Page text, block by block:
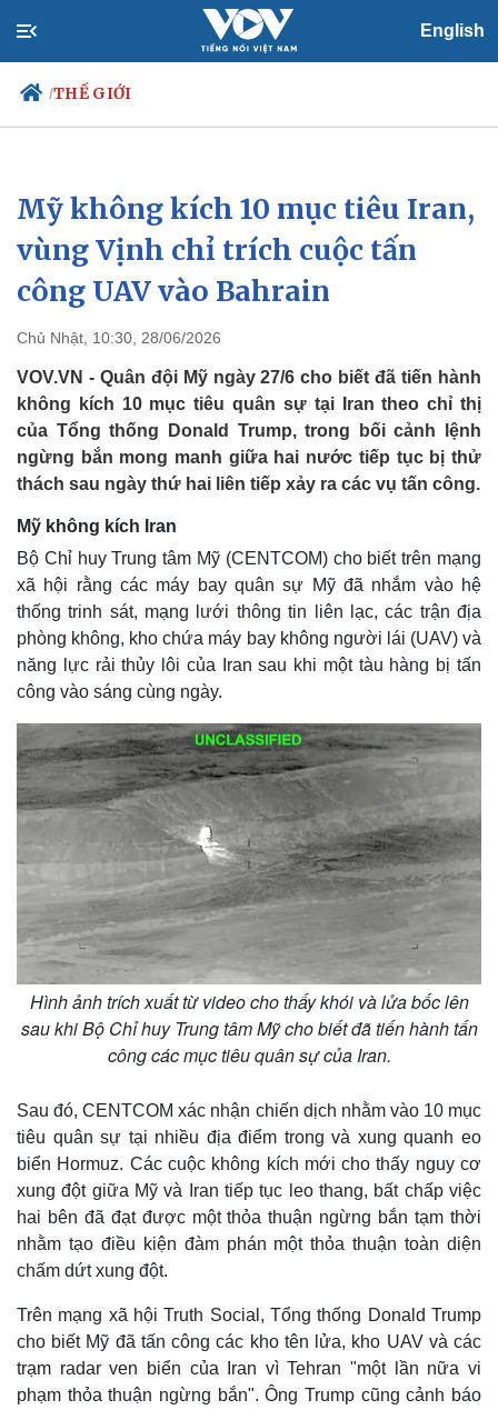
English
/THẾ GIỚI
Chính trị
Đảng
Tổ chức nhân sự
Quốc hội
Nhận diện sự thật
Xã hội
Tin 24h
Dự báo thời tiết
Giáo dục
Mỹ không kích 10 mục tiêu Iran,
vùng Vịnh chỉ trích cuộc tấn
công UAV vào Bahrain
Chủ Nhật, 10:30, 28/06/2026
VOV.VN - Quân đội Mỹ ngày 27/6 cho biết đã tiến hành
không kích 10 mục tiêu quân sự tại Iran theo chỉ thị
của Tổng thống Donald Trump, trong bối cảnh lệnh
ngừng bắn mong manh giữa hai nước tiếp tục bị thử
thách sau ngày thứ hai liên tiếp xảy ra các vụ tấn công.
Mỹ không kích Iran
Bộ Chỉ huy Trung tâm Mỹ (CENTCOM) cho biết trên mạng
xã hội rằng các máy bay quân sự Mỹ đã nhắm vào hệ
thống trinh sát, mạng lưới thông tin liên lạc, các trận địa
phòng không, kho chứa máy bay không người lái (UAV) và
năng lực rải thủy lôi của Iran sau khi một tàu hàng bị tấn
công vào sáng cùng ngày.
Hình ảnh trích xuất từ video cho thấy khói và lửa bốc lên
sau khi Bộ Chỉ huy Trung tâm Mỹ cho biết đã tiến hành tấn
công các mục tiêu quân sự của Iran.
Sau đó, CENTCOM xác nhận chiến dịch nhằm vào 10 mục
tiêu quân sự tại nhiều địa điểm trong và xung quanh eo
biển Hormuz. Các cuộc không kích mới cho thấy nguy cơ
xung đột giữa Mỹ và Iran tiếp tục leo thang, bất chấp việc
hai bên đã đạt được một thỏa thuận ngừng bắn tạm thời
nhằm tạo điều kiện đàm phán một thỏa thuận toàn diện
chấm dứt xung đột.
Trên mạng xã hội Truth Social, Tổng thống Donald Trump
cho biết Mỹ đã tấn công các kho tên lửa, kho UAV và các
trạm radar ven biển của Iran vì Tehran "một lần nữa vi
phạm thỏa thuận ngừng bắn". Ông Trump cũng cảnh báo